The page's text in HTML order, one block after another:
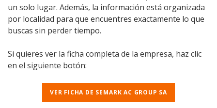
un solo lugar. Además, la información está organizada
por localidad para que encuentres exactamente lo que
buscas sin perder tiempo.
Si quieres ver la ficha completa de la empresa, haz clic
en el siguiente botón:
VER FICHA DE SEMARK AC GROUP SA